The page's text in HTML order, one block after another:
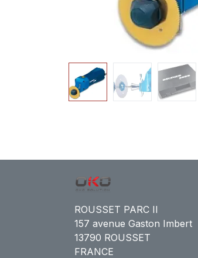
ROUSSET PARC II
157 avenue Gaston Imbert
13790 ROUSSET
FRANCE